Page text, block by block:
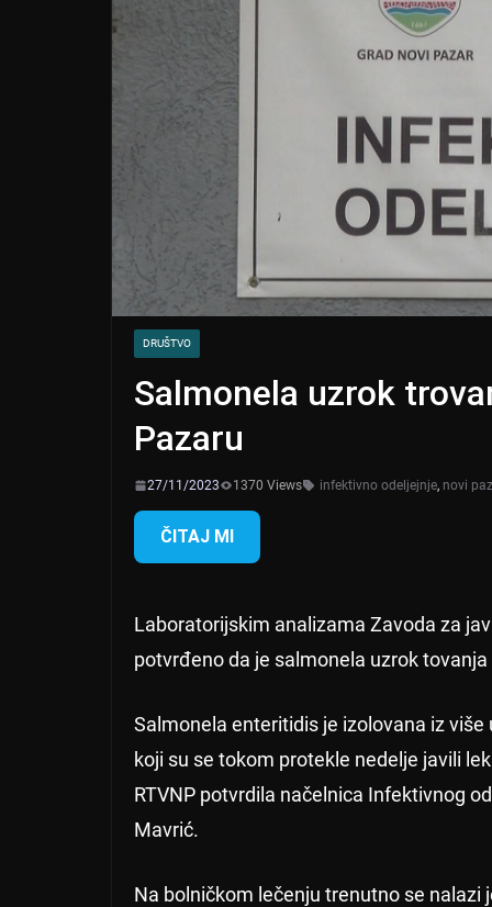
DRUŠTVO
Salmonela uzrok
Pazaru
27/11/2023 1370 Views infektivno odeljejnje, novi
ČITAJ MI
Laboratorijskim analizama Zavoda za
potvrđeno da je salmonela uzrok
Salmonela enteritidis je izolovana iz
koji su se tokom protekle nedelje javili
RTVNP potvrdila načelnica Infektivnog
Mavrić.
Na bolničkom lečenju trenutno se nalazi